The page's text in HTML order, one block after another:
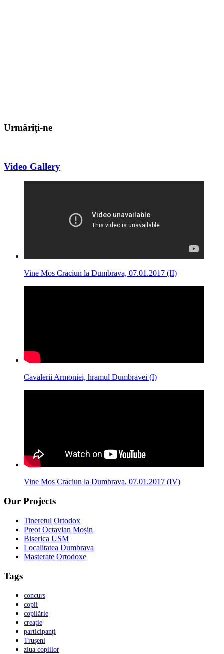
Urmăriți-ne
Video Gallery
Vine Mos Craciun la Dumbrava, 07.01.2017 (II)
Cavalerii Armoniei, hramul Dumbravei (I)
Vine Mos Craciun la Dumbrava, 07.01.2017 (IV)
Our Projects
Tineretul Ortodox
Preot Octavian Moșin
Biserica USM
Localitatea Dumbrava
Masterate Ortodoxe
Tags
concurs
copii
copilărie
creație
participanți
Trușeni
ziua copiilor